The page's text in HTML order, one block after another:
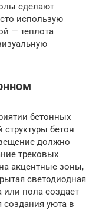
сделают
использую
— теплота
бетонных
бетон
должно
трековых
акцентные зоны,
светодиодная
или пола создает
создания уюта в